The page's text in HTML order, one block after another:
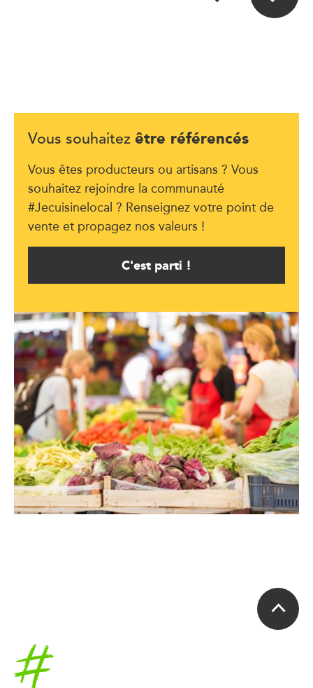
Vous souhaitez être référencés
Vous êtes producteurs ou artisans ? Vous
souhaitez rejoindre la communauté
#Jecuisinelocal ? Renseignez votre point de
vente et propagez nos valeurs !
C'est parti !
Accueil